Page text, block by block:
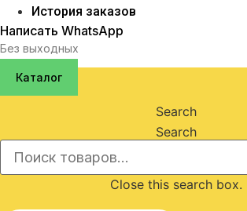
История заказов
Написать WhatsApp
Без выходных
Каталог
Search
Search
Close this search box.